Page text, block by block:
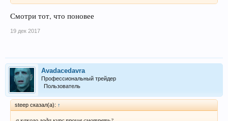
Смотри тот, что поновее
19 дек 2017
Avadacedavra
Профессиональный трейдер
Пользователь
steep сказал(а): ↑